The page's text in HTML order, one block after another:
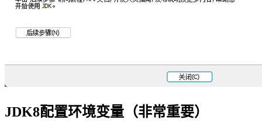
JDK8配置环境变量（非常重要）